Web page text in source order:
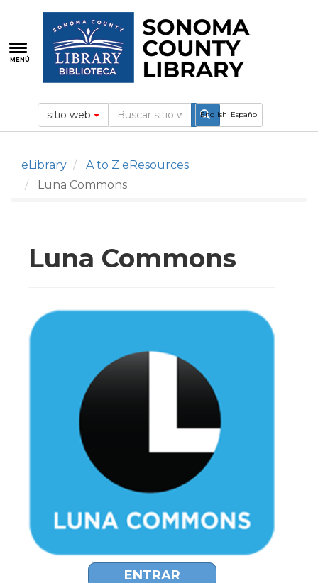
contenido
principal
MENÚ
English Español
sitio web
eLibrary
A to Z eResources
Luna Commons
Luna Commons
ENTRAR